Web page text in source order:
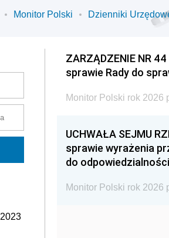
Monitor Polski Dzienniki
2023
ZARZĄDZENIE NR
sprawie Rady do
Monitor Polski rok 2026
UCHWAŁA SEJMU
sprawie wyrażenia
do
Monitor Polski rok 2026